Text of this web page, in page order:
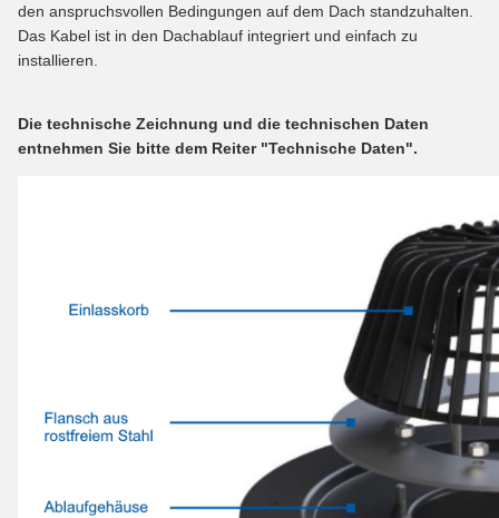
den anspruchsvollen Bedingungen auf dem Dach standzuhalten.
Das Kabel ist in den Dachablauf integriert und einfach zu
installieren.
Die technische Zeichnung und die technischen Daten
entnehmen Sie bitte dem Reiter "Technische Daten".